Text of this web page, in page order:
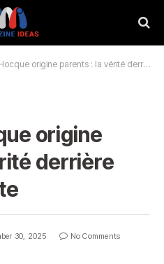
origine parents : la vérité derrière une vie discrète
origine
derrière
30, 2025
No Comments